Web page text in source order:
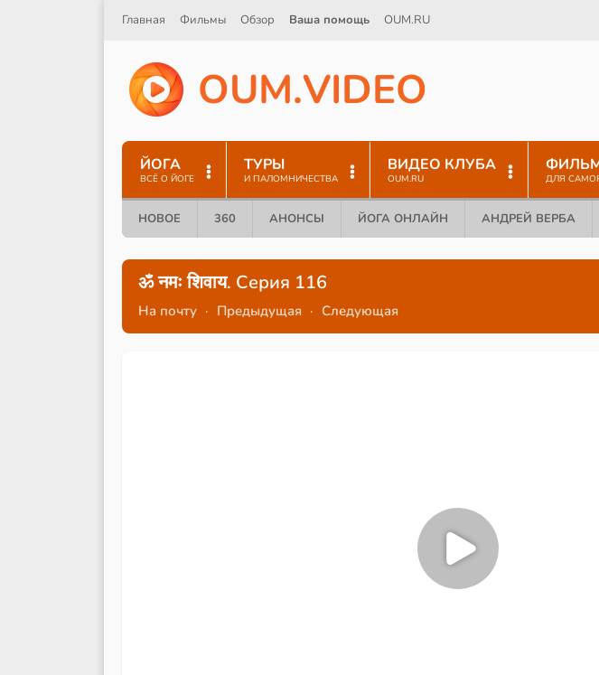
Главная Фильмы Обзор Ваша помощь OUM.RU
OUM.VIDEO
ЙОГА
ВСЁ О ЙОГЕ
ТУРЫ
И ПАЛОМНИЧЕСТВА
ВИДЕО КЛУБА
OUM.RU ДЛЯ
НОВОЕ 360 АНОНСЫ ЙОГА ОНЛАЙН АНДРЕЙ ВЕРБА
ॐ नमः शिवाय. Серия 116
На почту · Предыдущая · Следующая